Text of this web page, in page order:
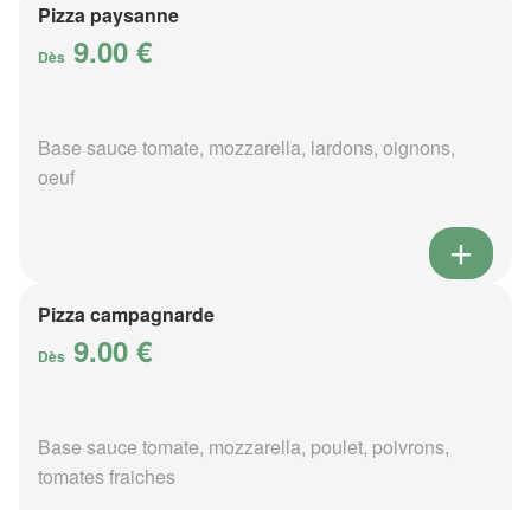
Pizza paysanne
Dès 9.00 €
Base sauce tomate, mozzarella, lardons, oignons,
oeuf
Pizza campagnarde
Dès 9.00 €
Base sauce tomate, mozzarella, poulet, poivrons,
tomates fraiches